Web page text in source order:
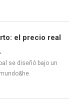
el precio real
se diseñó bajo un